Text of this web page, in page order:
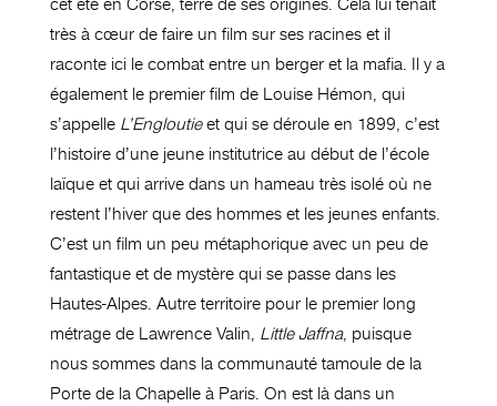
cet été en Corse, terre de ses origines. Cela lui tenait
très à cœur de faire un film sur ses racines et il
raconte ici le combat entre un berger et la mafia. Il y a
également le premier film de Louise Hémon, qui
s’appelle L’Engloutieet qui se déroule en 1899, c’est
l’histoire d’une jeune institutrice au début de l’école
laïque et qui arrive dans un hameau très isolé où ne
restent l’hiver que des hommes et les jeunes enfants.
C’est un film un peu métaphorique avec un peu de
fantastique et de mystère qui se passe dans les
Hautes-Alpes. Autre territoire pour le premier long
métrage de Lawrence Valin, Little Jaffna, puisque
nous sommes dans la communauté tamoule de la
Porte de la Chapelle à Paris. On est là dans un